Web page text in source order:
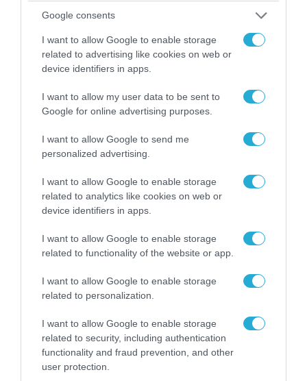
Google consents
I want to allow Google to enable storage
related to advertising like cookies on web or
device identifiers in apps.
I want to allow my user data to be sent to
Google for online advertising purposes.
I want to allow Google to send me
personalized advertising.
I want to allow Google to enable storage
related to analytics like cookies on web or
device identifiers in apps.
I want to allow Google to enable storage
related to functionality of the website or app.
I want to allow Google to enable storage
related to personalization.
I want to allow Google to enable storage
related to security, including authentication
functionality and fraud prevention, and other
user protection.
Ο Γιάννης Αλαφούζος «τέλειωσε» τον
Κωνσταντίνο Ζούλα από τον ΣΚΑΪ – Ο λόγος της
απομάκρυνσής του
06.08.2026 | 14:02
«Επιχείρηση ελεύθερα πεζοδρόμια» στην
Αθήνα: Απομακρύνθηκαν παράνομα